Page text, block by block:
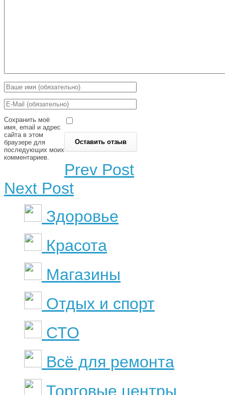
Сохранить моё
имя, email и адрес
сайта в этом
браузере для
последующих моих
комментариев.
Prev Post
Next Post
Здоровье
Красота
Магазины
Отдых и спорт
СТО
Всё для ремонта
Торговые центры